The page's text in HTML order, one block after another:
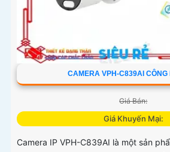
CAMERA VPH-C839AI CÔNG
Giá Bán:
Giá Khuyến Mại:
Camera IP VPH-C839AI là một sản